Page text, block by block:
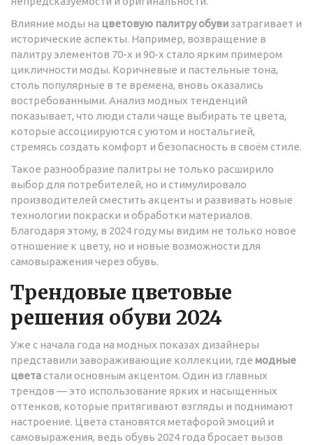
Влияние моды на цветовую палитру обувизатрагивает и
исторические аспекты. Например, возвращение в
палитру элементов 70-х и 90-х стало ярким примером
цикличности моды. Коричневые и пастельные тона,
столь популярные в те времена, вновь оказались
востребованными. Анализ модных тенденций
показывает, что люди стали чаще выбирать те цвета,
которые ассоциируются с уютом и ностальгией,
стремясь создать комфорт и безопасность в своём стиле.
Такое разнообразие палитры не только расширило
выбор для потребителей, но и стимулировало
производителей сместить акценты и развивать новые
технологии покраски и обработки материалов.
Благодаря этому, в 2024 году мы видим не только новое
отношение к цвету, но и новые возможности для
самовыражения через обувь.
Трендовые цветовые
решения обуви 2024
Уже с начала года на модных показах дизайнеры
представили завораживающие коллекции, где модные
цветастали основным акцентом. Один из главных
трендов — это использование ярких и насыщенных
оттенков, которые притягивают взгляды и поднимают
настроение. Цвета становятся метафорой эмоций и
самовыражения, ведь обувь 2024 года бросает вызов